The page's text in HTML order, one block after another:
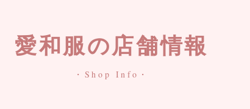
愛和服の店舗情報
・Shop Info・